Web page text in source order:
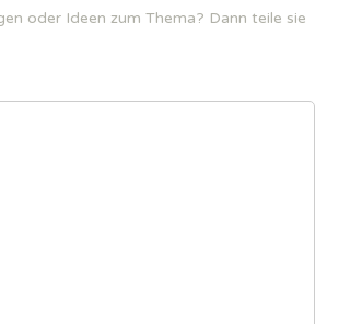
oder Ideen zum Thema? Dann teile sie